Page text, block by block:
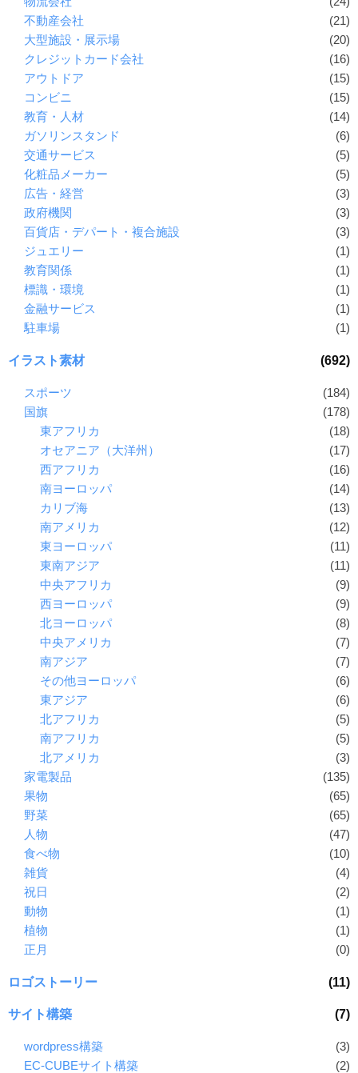
不動産会社
(21)
大型施設・展示場
(20)
クレジットカード会社
(16)
アウトドア
(15)
コンビニ
(15)
教育・人材
(14)
ガソリンスタンド
(6)
交通サービス
(5)
化粧品メーカー
(5)
広告・経営
(3)
政府機関
(3)
百貨店・デパート・複合施設
(3)
ジュエリー
(1)
教育関係
(1)
標識・環境
(1)
金融サービス
(1)
駐車場
(1)
イラスト素材 (692)
スポーツ
(184)
国旗
(178)
東アフリカ
(18)
オセアニア（大洋州）
(17)
西アフリカ
(16)
南ヨーロッパ
(14)
カリブ海
(13)
南アメリカ
(12)
東ヨーロッパ
(11)
東南アジア
(11)
中央アフリカ
(9)
西ヨーロッパ
(9)
北ヨーロッパ
(8)
中央アメリカ
(7)
南アジア
(7)
その他ヨーロッパ
(6)
東アジア
(6)
北アフリカ
(5)
南アフリカ
(5)
北アメリカ
(3)
家電製品
(135)
果物
(65)
野菜
(65)
人物
(47)
食べ物
(10)
雑貨
(4)
祝日
(2)
動物
(1)
植物
(1)
正月
(0)
ロゴストーリー (11)
サイト構築 (7)
wordpress構築
(3)
EC-CUBEサイト構築
(2)